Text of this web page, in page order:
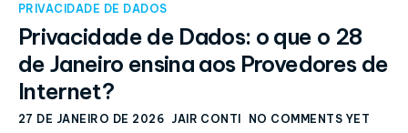
PRIVACIDADE DE DADOS
Privacidade de Dados: o que o 28
de Janeiro ensina aos Provedores de
Internet?
27 DE JANEIRO DE 2026 JAIR CONTI NO COMMENTS YET